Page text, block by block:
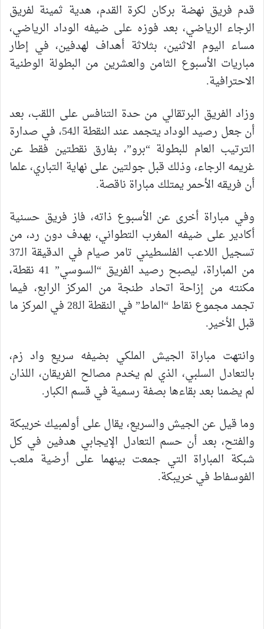
قدم فريق نهضة بركان لكرة القدم، هدية ثمينة لفريق
الرجاء الرياضي، بعد فوزه على ضيفه الوداد الرياضي،
مساء اليوم الاثنين، بثلاثة أهداف لهدفين، في إطار
مباريات الأسبوع الثامن والعشرين من البطولة الوطنية
الاحترافية.
وزاد الفريق البرتقالي من حدة التنافس على اللقب، بعد
أن جعل رصيد الوداد يتجمد عند النقطة الـ54، في صدارة
الترتيب العام للبطولة “برو”، بفارق نقطتين فقط عن
غريمه الرجاء، وذلك قبل جولتين على نهاية التباري، علما
أن فريقه الأحمر يمتلك مباراة ناقصة.
وفي مباراة أخرى عن الأسبوع ذاته، فاز فريق حسنية
أكادير على ضيفه المغرب التطواني، بهدف دون رد، من
تسجيل اللاعب الفلسطيني تامر صيام في الدقيقة الـ37
من المباراة، ليصبح رصيد الفريق “السوسي” 41 نقطة،
مكنته من إزاحة اتحاد طنجة من المركز الرابع، فيما
تجمد مجموع نقاط “الماط” في النقطة الـ28 في المركز ما
قبل الأخير.
وانتهت مباراة الجيش الملكي بضيفه سريع واد زم،
بالتعادل السلبي، الذي لم يخدم مصالح الفريقان، اللذان
لم يضمنا بعد بقاءها بصفة رسمية في قسم الكبار.
وما قيل عن الجيش والسريع، يقال على أولمبيك خريبكة
والفتح، بعد أن حسم التعادل الإيجابي هدفين في كل
شبكة المباراة التي جمعت بينهما على أرضية ملعب
الفوسفاط في خريبكة.